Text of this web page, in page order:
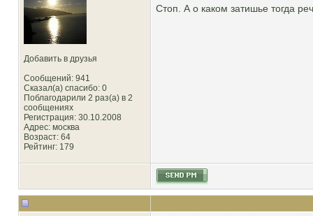
Добавить в друзья
Сообщений: 941
Сказал(а) спасибо: 0
Поблагодарили 2 раз(а) в 2
сообщениях
Регистрация: 30.10.2008
Адрес: москва
Возраст: 64
Рейтинг: 179
Стоп. А о каком затишье тогда